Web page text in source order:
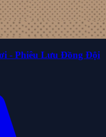
- Phiêu Lưu Đồng Đội